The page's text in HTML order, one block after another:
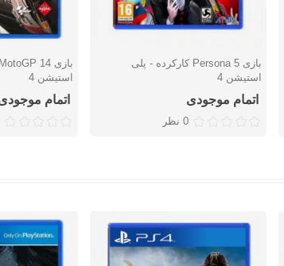
دوست داشتنبازی Persona 5 کارکرده - پلی
استیشن 4
اتمام موجودی
0 نظر
دوست
استیشن 4
اتمام